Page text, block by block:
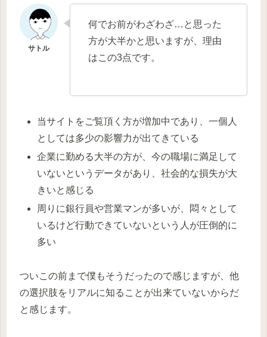
何でお前がわざわざ…と思った
方が大半かと思いますが、理由
はこの3点です。
当サイトをご覧頂く方が増加中であり、一個人
としては多少の影響力が出てきている
企業に勤める大半の方が、今の職場に満足して
いないというデータがあり、社会的な損失が大
きいと感じる
周りに銀行員や営業マンが多いが、悶々として
いるけど行動できていないという人が圧倒的に
多い
ついこの前まで僕もそうだったので感じますが、他
の選択肢をリアルに知ることが出来ていないからだ
と感じます。